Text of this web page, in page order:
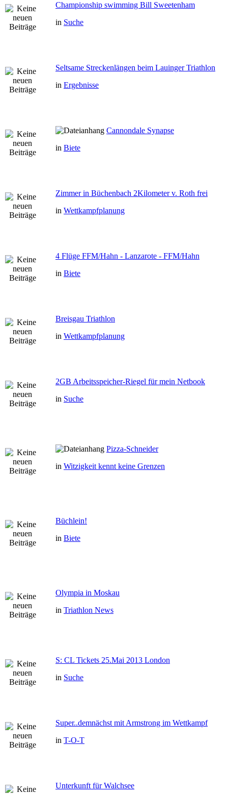
Championship swimming Bill Sweetenham
in Suche
Seltsame Streckenlängen beim Lauinger Triathlon
in Ergebnisse
Cannondale Synapse
in Biete
Zimmer in Büchenbach 2Kilometer v. Roth frei
in Wettkampfplanung
4 Flüge FFM/Hahn - Lanzarote - FFM/Hahn
in Biete
Breisgau Triathlon
in Wettkampfplanung
2GB Arbeitsspeicher-Riegel für mein Netbook
in Suche
Pizza-Schneider
in Witzigkeit kennt keine Grenzen
Büchlein!
in Biete
Olympia in Moskau
in Triathlon News
S: CL Tickets 25.Mai 2013 London
in Suche
Super..demnächst mit Armstrong im Wettkampf
in T-O-T
Unterkunft für Walchsee